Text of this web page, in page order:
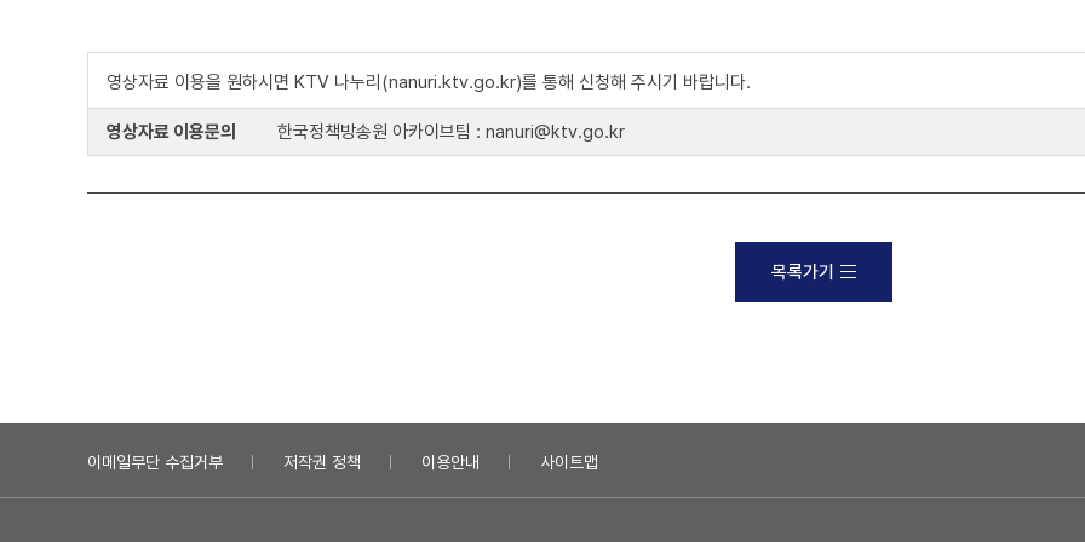
영상자료 이용을 원하시면 KTV 나누리(nanuri.ktv.go.kr)를 통해 신청해 주시기 바랍니다.
영상자료 이용문의 한국정책방송원 아카이브팀 : nanuri@ktv.go.kr
목록가기
이메일무단 수집거부 저작권 정책 이용안내 사이트맵